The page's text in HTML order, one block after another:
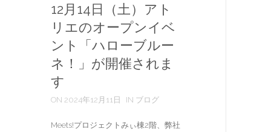
12月14日（土）アト
リエのオープンイベ
ント「ハローブルー
ネ！」が開催されま
す
ON 2024年12月11日 IN ブログ
Meets!プロジェクトみぃ棟2階、弊社